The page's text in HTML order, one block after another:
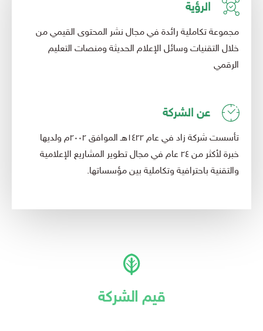
الرؤية
مجموعة تكاملية رائدة في مجال نشر المحتوى القيمي من
خلال التقنيات وسائل الإعلام الحديثة ومنصات التعليم
الرقمي
عن الشركة
تأسست شركة زاد في عام ١٤٢٢هـ الموافق ٢٠٠٢م ولديها
خبرة لأكثر من ٢٤ عام في مجال تطوير المشاريع الإعلامية
والتقنية باحترافية وتكاملية بين مؤسساتها.
قيم الشركة